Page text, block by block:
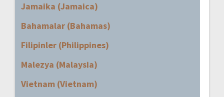
Jamaika (Jamaica)
Bahamalar (Bahamas)
Filipinler (Philippines)
Malezya (Malaysia)
Vietnam (Vietnam)